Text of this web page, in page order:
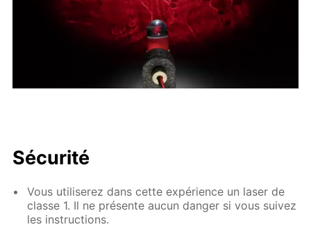
Sécurité
Vous utiliserez dans cette expérience un laser de
classe 1. Il ne présente aucun danger si vous suivez
les instructions.